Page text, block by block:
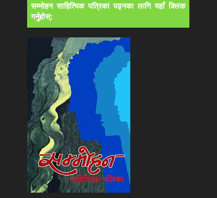
सम्मोहन साहित्यिक पत्रिका पढ्नका लागि यहाँ क्लिक
गर्नुहोस्: